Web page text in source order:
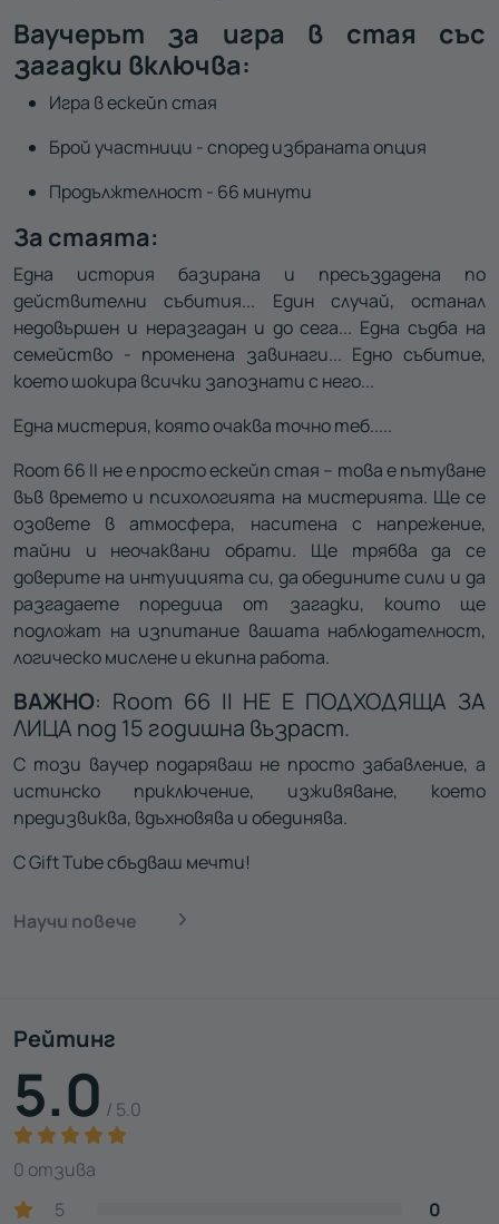
Ваучерът за игра в стая със
загадки включва:
Игра в ескейп стая
Брой участници - според избраната опция
Продължтелност - 66 минути
За стаята:
Една история базирана и пресъздадена по
действителни събития... Един случай, останал
недовършен и неразгадан и до сега... Една съдба на
семейство - променена завинаги... Едно събитие,
което шокира всички запознати с него...
Една мистерия, която очаква точно теб.....
Room 66 II не е просто ескейп стая – това е пътуване
във времето и психологията на мистерията. Ще се
озовете в атмосфера, наситена с напрежение,
тайни и неочаквани обрати. Ще трябва да се
доверите на интуицията си, да обедините сили и да
разгадаете поредица от загадки, които ще
подложат на изпитание вашата наблюдателност,
логическо мислене и екипна работа.
ВАЖНО: Room 66 II НЕ Е ПОДХОДЯЩА ЗА
ЛИЦА под 15 годишна възраст.
С този ваучер подаряваш не просто забавление, а
истинско приключение, изживяване, което
предизвиква, вдъхновява и обединява.
С Gift Tube сбъдваш мечти!
Научи повече
Рейтинг
5.0 / 5.0
0 отзива
5
0